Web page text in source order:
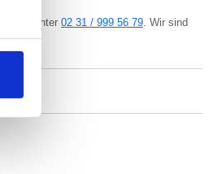
unter 02 31 / 999 56 79. Wir sind